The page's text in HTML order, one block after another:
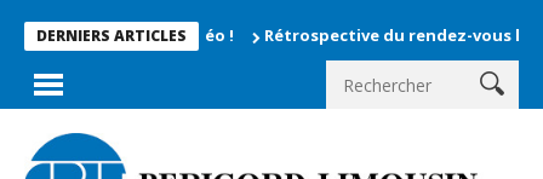
DERNIERS ARTICLESRétrospective du rendez-vous la chevêche